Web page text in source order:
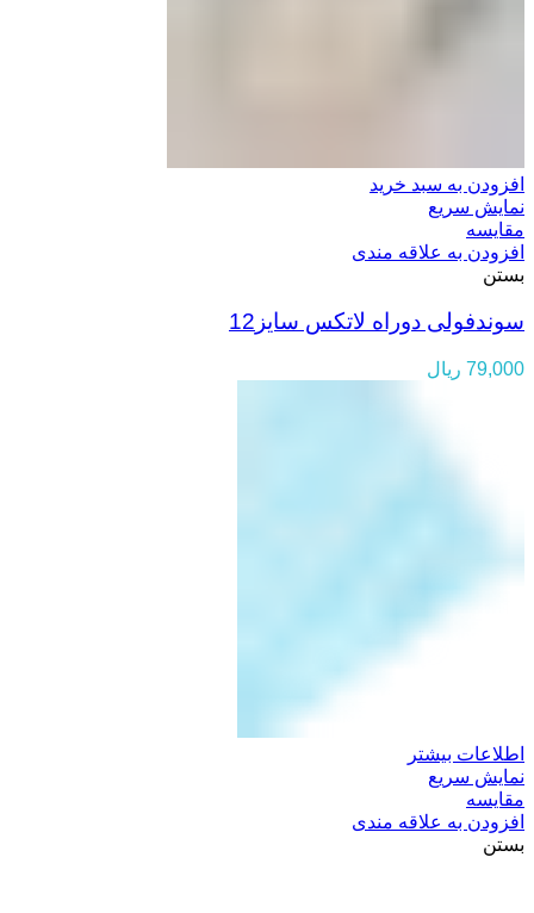
افزودن به سبد خرید
نمایش سریع
مقایسه
افزودن به علاقه مندی
بستن
سوندفولی دوراه لاتکس سایز12
79,000 ریال
اطلاعات بیشتر
نمایش سریع
مقایسه
افزودن به علاقه مندی
بستن